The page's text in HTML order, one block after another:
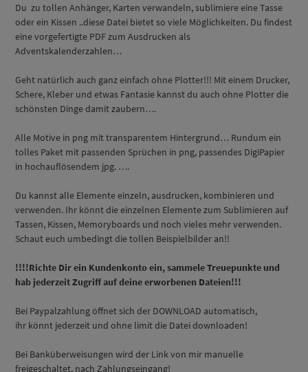
Du zu tollen Anhänger, Karten verwandeln, sublimiere eine Tasse
oder ein Kissen ..diese Datei bietet so viele Möglichkeiten. Du findest
eine vorgefertigte PDF zum Ausdrucken als
Adventskalenderzahlen…
Geht natürlich auch ganz einfach ohne Plotter!!! Mit einem Drucker,
Schere, Kleber und etwas Fantasie kannst du auch ohne Plotter die
schönsten Dinge damit zaubern….
Alle Motive in png mit transparentem Hintergrund… Rundum ein
tolles Paket mit passenden Sprüchen in png, passendes DigiPapier
in hochauflösendem jpg. ….
Du kannst alle Elemente einzeln, ausdrucken, kombinieren und
verwenden. Ihr könnt die einzelnen Elemente zum Sublimieren auf
Tassen, Kissen, Memoryboards und noch vieles mehr verwenden.
Schaut euch umbedingt die tollen Beispielbilder an!!
!!!!Richte Dir ein Kundenkonto ein, sammele Treuepunkte und
hab jederzeit Zugriff auf deine erworbenen Dateien!!!
Bei Paypalzahlung öffnet sich der DOWNLOAD automatisch,
ihr könnt jederzeit und ohne limit die Datei downloaden!
Bei Banküberweisungen wird der Link von mir manuelle
freigeschaltet, nach Zahlungseingang!